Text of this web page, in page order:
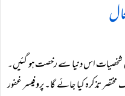
شخصیات اس دنیا سے رخصت ہو گئیں۔
مختصر تذکرہ کیا جائے گا۔ پروفیسر غفور